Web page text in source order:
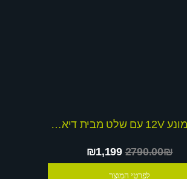
גיפ ממונע 12V עם שלט מבית דיאמנט דגם dominator + שובר הנחה
₪1,1992790.00₪
לפרטי המוצר